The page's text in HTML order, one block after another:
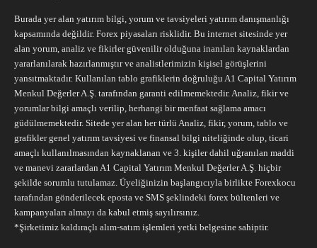
Burada yer alan yatırım bilgi, yorum ve tavsiyeleri yatırım danışmanlığı
kapsamında değildir. Forex piyasaları risklidir. Bu internet sitesinde yer
alan yorum, analiz ve fikirler güvenilir olduğuna inanılan kaynaklardan
yararlanılarak hazırlanmıştır ve analistlerimizin kişisel görüşlerini
yansıtmaktadır. Kullanılan tablo grafiklerin doğruluğu A1 Capital Yatırım
Menkul Değerler A.Ş. tarafından garanti edilmemektedir. Analiz, fikir ve
yorumlar bilgi amaçlı verilip, herhangi bir menfaat sağlama amacı
güdülmemektedir. Sitede yer alan her türlü Analiz, fikir, yorum, tablo ve
grafikler genel yatırım tavsiyesi ve finansal bilgi niteliğinde olup, ticari
amaçlı kullanılmasından kaynaklanan ve 3. kişiler dahil uğranılan maddi
ve manevi zararlardan A1 Capital Yatırım Menkul Değerler A.Ş. hiçbir
şekilde sorumlu tutulamaz. Üyeliğinizin başlangıcıyla birlikte Forexkocu
tarafından gönderilecek eposta ve SMS şeklindeki forex bültenleri ve
kampanyaları almayı da kabul etmiş sayılırsınız.
*Şirketimiz kaldıraçlı alım-satım işlemleri yetki belgesine sahiptir.